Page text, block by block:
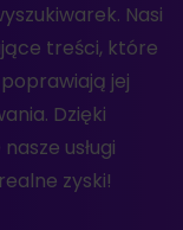
Nasi
treści, które
jej
Dzięki
usługi
zyski!